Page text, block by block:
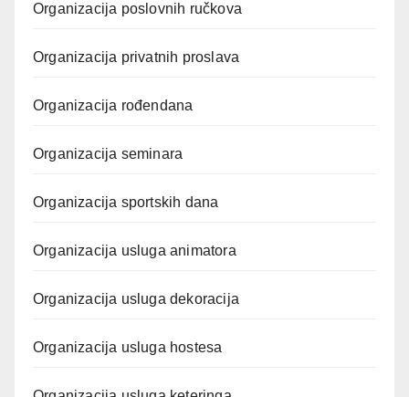
Organizacija poslovnih ručkova
Organizacija privatnih proslava
Organizacija rođendana
Organizacija seminara
Organizacija sportskih dana
Organizacija usluga animatora
Organizacija usluga dekoracija
Organizacija usluga hostesa